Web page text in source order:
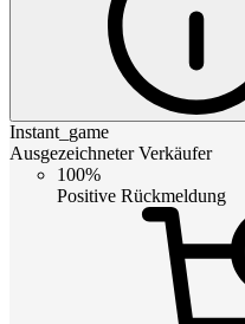
Instant_game
Ausgezeichneter Verkäufer
100%
Positive Rückmeldung